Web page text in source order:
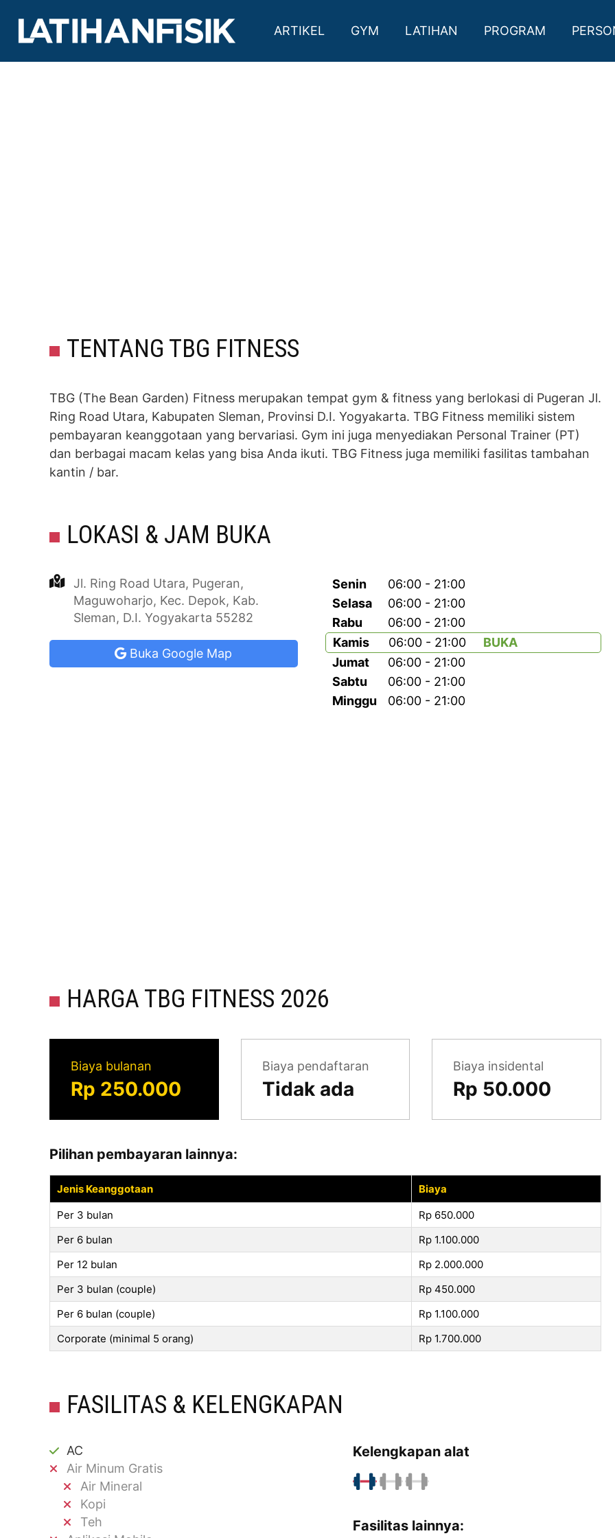
ARTIKEL GYM LATIHAN PROGRAM
Kab. Sleman, D.I. Yogyakarta
TENTANG TBG FITNESS
TBG (The Bean Garden) Fitness merupakan tempat gym & fitness yang berlokasi di Pugeran Jl.
Ring Road Utara, Kabupaten Sleman, Provinsi D.I. Yogyakarta. TBG Fitness memiliki sistem
pembayaran keanggotaan yang bervariasi. Gym ini juga menyediakan Personal Trainer (PT)
dan berbagai macam kelas yang bisa Anda ikuti. TBG Fitness juga memiliki fasilitas tambahan
kantin / bar.
LOKASI & JAM BUKA
Jl. Ring Road Utara, Pugeran,
Maguwoharjo, Kec. Depok, Kab.
Sleman, D.I. Yogyakarta 55282
Buka Google Map
Senin
06:00 - 21:00
Selasa
06:00 - 21:00
Rabu
06:00 - 21:00
Kamis
06:00 - 21:00
BUKA
Jumat
06:00 - 21:00
Sabtu
06:00 - 21:00
Minggu
06:00 - 21:00
HARGA TBG FITNESS 2026
Biaya bulanan
Rp 250.000
Biaya pendaftaran
Tidak ada
Biaya insidental
Rp 50.000
Pilihan pembayaran lainnya:
Jenis Keanggotaan
Biaya
Per 3 bulan
Rp 650.000
Per 6 bulan
Rp 1.100.000
Per 12 bulan
Rp 2.000.000
Per 3 bulan (couple)
Rp 450.000
Per 6 bulan (couple)
Rp 1.100.000
Corporate (minimal 5 orang)
Rp 1.700.000
FASILITAS & KELENGKAPAN
AC
Air Minum Gratis
Air Mineral
Kopi
Teh
Kelengkapan alat
Fasilitas lainnya: